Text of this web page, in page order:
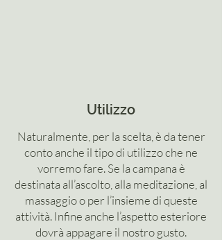
Utilizzo
Naturalmente, per la scelta, è da tener
conto anche il tipo di utilizzo che ne
vorremo fare. Se la campana è
destinata all’ascolto, alla meditazione, al
massaggio o per l’insieme di queste
attività. Infine anche l’aspetto esteriore
dovrà appagare il nostro gusto.